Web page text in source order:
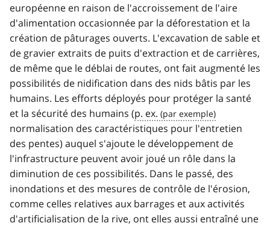
européenne en raison de l'accroissement de l'aire
d'alimentation occasionnée par la déforestation et la
création de pâturages ouverts. L'excavation de sable et
de gravier extraits de puits d'extraction et de carrières,
de même que le déblai de routes, ont fait augmenté les
possibilités de nidification dans des nids bâtis par les
humains. Les efforts déployés pour protéger la santé
et la sécurité des humains (p. ex.
normalisation des caractéristiques pour l'entretien
des pentes) auquel s'ajoute le développement de
l'infrastructure peuvent avoir joué un rôle dans la
diminution de ces possibilités. Dans le passé, des
inondations et des mesures de contrôle de l'érosion,
comme celles relatives aux barrages et aux activités
d'artificialisation de la rive, ont elles aussi entraîné une